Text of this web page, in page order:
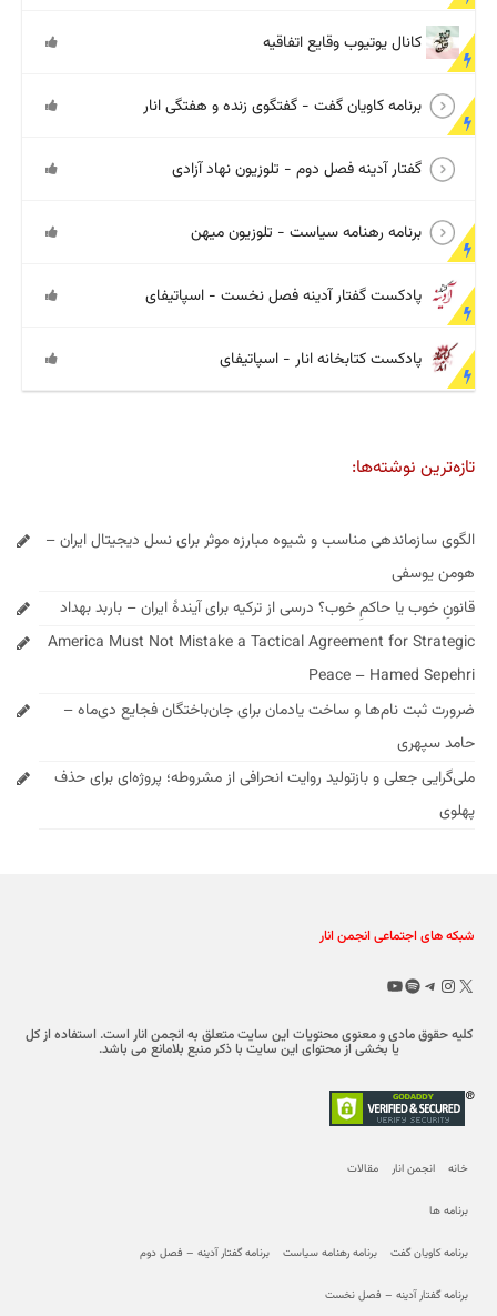
کانال یوتیوب وقایع اتفاقیه
برنامه کاویان گفت - گفتگوی زنده و هفتگی انار
گفتار آدینه فصل دوم - تلوزیون نهاد آزادی
برنامه رهنامه سیاست - تلوزیون میهن
پادکست گفتار آدینه فصل نخست - اسپاتیفای
پادکست کتابخانه انار - اسپاتیفای
تازه‌ترین نوشته‌ها:
الگوی سازماندهی مناسب و شیوه مبارزه موثر برای نسل دیجیتال ایران –
هومن یوسفی
قانونِ خوب یا حاکمِ خوب؟ درسی از ترکیه برای آیندهٔ ایران – باربد بهداد
America Must Not Mistake a Tactical Agreement for Strategic
Peace – Hamed Sepehri
ضرورت ثبت نام‌ها و ساخت یادمان برای جان‌باختگان فجایع دی‌ماه –
حامد سپهری
ملی‌گرایی جعلی و بازتولید روایت انحرافی از مشروطه؛ پروژه‌ای برای حذف
پهلوی
شبکه های اجتماعی انجمن انار
X اینستاگرم
تلگرام
اسپاتیفای
یوتیوب
کلیه حقوق مادی و معنوی محتویات این سایت متعلق به انجمن انار است. استفاده از کل
یا بخشی از محتوای این سایت با ذکر منبع بلامانع می باشد.
خانه انجمن انار مقالات
برنامه ها
برنامه کاویان گفت برنامه رهنامه سیاست برنامه گفتار آدینه – فصل دوم
برنامه گفتار آدینه – فصل نخست